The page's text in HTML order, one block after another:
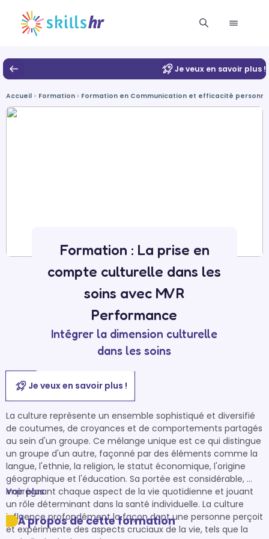
Je veux en savoir plus !
Accueil Formation Formation en Communication et efficacité
Formation : La prise en
compte culturelle dans les
soins avec MVR
Performance
Intégrer la dimension culturelle
dans les soins
Je veux en savoir plus !
La culture représente un ensemble sophistiqué et diversifié
de coutumes, de croyances et de comportements partagés
au sein d'un groupe. Ce mélange unique est ce qui distingue
un groupe d'un autre, façonné par des éléments comme la
langue, l'ethnie, la religion, le statut économique, l'origine
géographique et l'éducation. Sa portée est considérable,
imprégnant chaque aspect de la vie quotidienne et jouant
un rôle déterminant dans la santé individuelle. La culture
influence profondément la façon dont une personne perçoit
et expérimente des aspects cruciaux de la vie, tels que la
Voir plus
À propos de cette formation